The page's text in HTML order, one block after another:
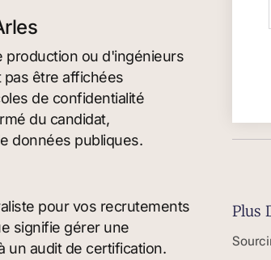
production ou d'ingénieurs
être affichées
de confidentialité
du candidat,
données publiques.
pour vos recrutements
signifie gérer une
un audit de certification.
Plus